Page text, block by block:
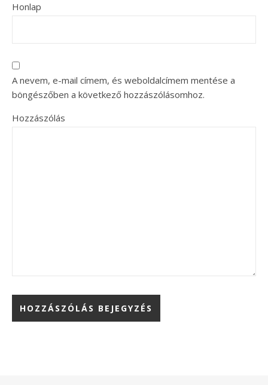
Honlap
A nevem, e-mail címem, és weboldalcímem mentése a
böngészőben a következő hozzászólásomhoz.
Hozzászólás